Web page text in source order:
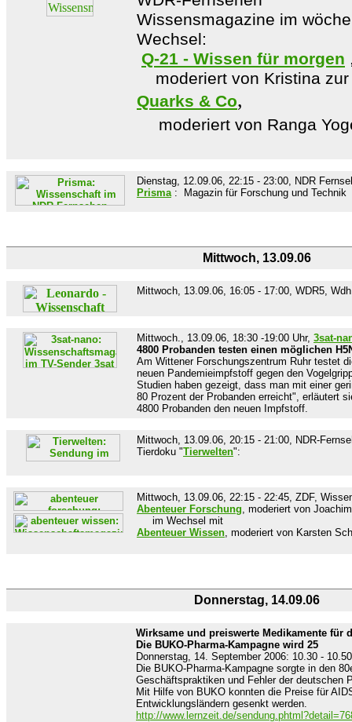
Wissensmagazine im
Wechsel:
Q-21 - Wissen für morgen
moderiert von Kristina zur
Quarks & Co,
moderiert von Ranga
Dienstag, 12.09.06, 22:15 - 23:00, NDR
Prisma: Magazin für Forschung und Technik
Mittwoch, 13.09.06
Mittwoch, 13.09.06, 16:05 - 17:00, WDR5,
Mittwoch., 13.09.06, 18:30 -19:00 Uhr, 3sat-
4800 Probanden testen einen möglichen
Am Wittener Forschungszentrum Ruhr testet
neuen Pandemieimpfstoff gegen den
Studien haben gezeigt, dass man mit einer
80 Prozent der Probanden erreicht", erläutert
4800 Probanden den neuen Impfstoff.
Mittwoch, 13.09.06, 20:15 - 21:00, NDR-
Tierdoku "Tierwelten":
Mittwoch, 13.09.06, 22:15 - 22:45, ZDF,
Abenteuer Forschung, moderiert von
im Wechsel mit
Abenteuer Wissen, moderiert von Karsten
Donnerstag, 14.09.06
Wirksame und preiswerte Medikamente für
Die BUKO-Pharma-Kampagne wird 25
Donnerstag, 14. September 2006: 10.30 -
Die BUKO-Pharma-Kampagne sorgte in den
Geschäftspraktiken und Fehler der deutschen
Mit Hilfe von BUKO konnten die Preise für
Entwicklungsländern gesenkt werden.
http://www.lernzeit.de/